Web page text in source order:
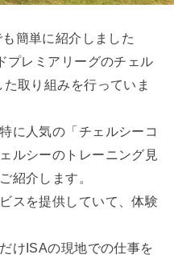
も簡単に紹介しました
プレミアリーグのチェル
取り組みを行っていま
に人気の「チェルシーコ
ルシーのトレーニング見
紹介します。
スを提供していて、体験
けISAの現地での仕事を